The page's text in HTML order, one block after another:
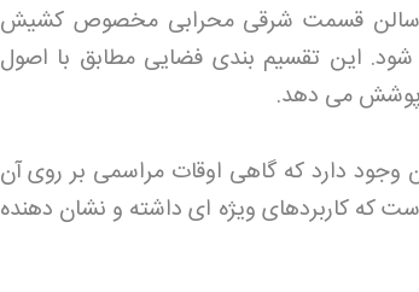
سالن قسمت شرقی محرابی مخصوص کشیش
این تقسیم بندی فضایی مطابق با اصول
پوشش می دهد.
وجود دارد که گاهی اوقات مراسمی بر روی آن
که کاربردهای ویژه ای داشته و نشان دهنده